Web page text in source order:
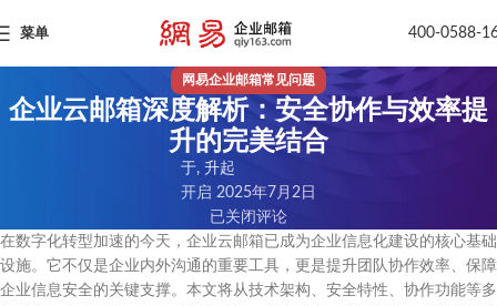
菜单 400-0588-
网易企业邮箱常见问题
企业云邮箱深度解析：安全协作与效率提
升的完美结合
于, 升起
开启 2025年7月2日
已关闭评论
在数字化转型加速的今天，企业云邮箱已成为企业信息化建设的核心基础
设施。它不仅是企业内外沟通的重要工具，更是提升团队协作效率、保障
企业信息安全的关键支撑。本文将从技术架构、安全特性、协作功能等多